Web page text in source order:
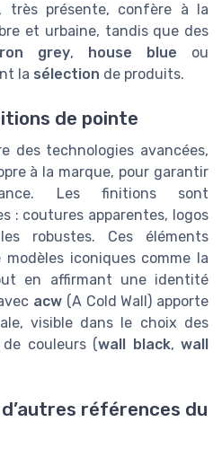
très présente, confère à la
et urbaine, tandis que des
grey, house blue ou
la sélection de produits.
de pointe
des technologies avancées,
à la marque, pour garantir
Les finitions sont
: coutures apparentes, logos
robustes. Ces éléments
iconiques comme la
en affirmant une identité
acw (A Cold Wall) apporte
visible dans le choix des
couleurs (wall black, wall
références du